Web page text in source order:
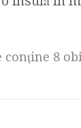
conţine 8